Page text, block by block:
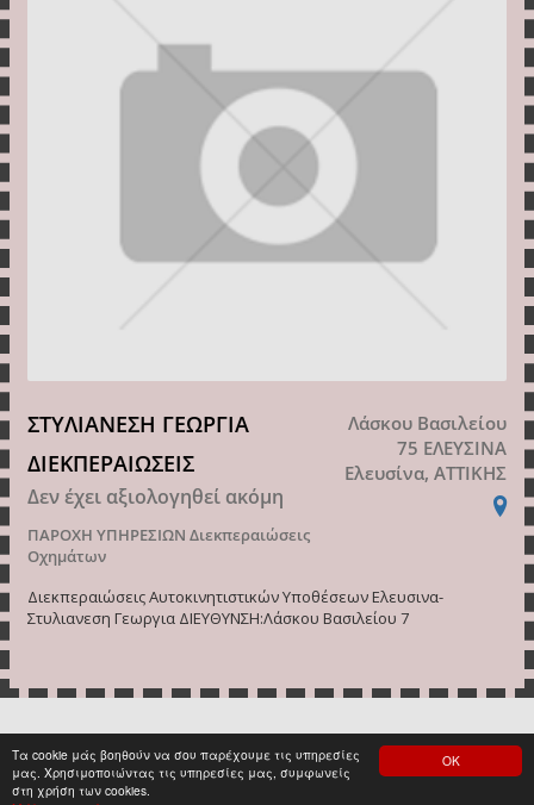
ΟΚ
Τα cookie μάς βοηθούν να σου παρέχουμε τις υπηρεσίες
μας. Χρησιμοποιώντας τις υπηρεσίες μας, συμφωνείς
στη χρήση των cookies.
ΣΤΥΛΙΑΝΕΣΗ ΓΕΩΡΓΙΑ
ΔΙΕΚΠΕΡΑΙΩΣΕΙΣ
Δεν έχει αξιολογηθεί ακόμη
ΠΑΡΟΧΗ ΥΠΗΡΕΣΙΩΝ Διεκπεραιώσεις
Οχημάτων
Λάσκου Βασιλείου
75 ΕΛΕΥΣΙΝΑ
Ελευσίνα, ΑΤΤΙΚΗΣ
Διεκπεραιώσεις Αυτοκινητιστικών Υποθέσεων Ελευσινα-
Στυλιανεση Γεωργια ΔΙΕΥΘΥΝΣΗ:Λάσκου Βασιλείου 7
< 1 >